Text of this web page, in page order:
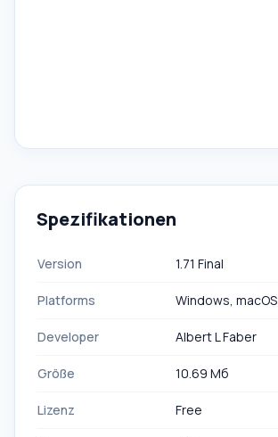
Spezifikationen
Version 1.71 Final
Platforms Windows, macOS
Developer Albert L Faber
Größe 10.69 Мб
Lizenz Free